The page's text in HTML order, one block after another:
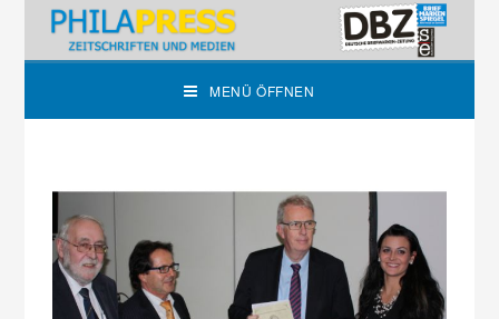
MENÜ ÖFFNEN